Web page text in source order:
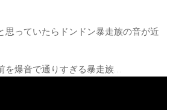
思っていたらドンドン暴走族の音が近
を爆音で通りすぎる暴走族…